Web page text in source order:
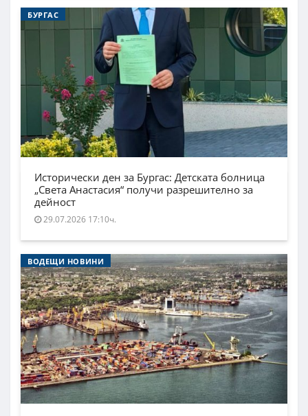
БУРГАС
Исторически ден за Бургас: Детската болница
„Света Анастасия“ получи разрешително за
дейност
29.07.2026 17:10ч.
ВОДЕЩИ НОВИНИ